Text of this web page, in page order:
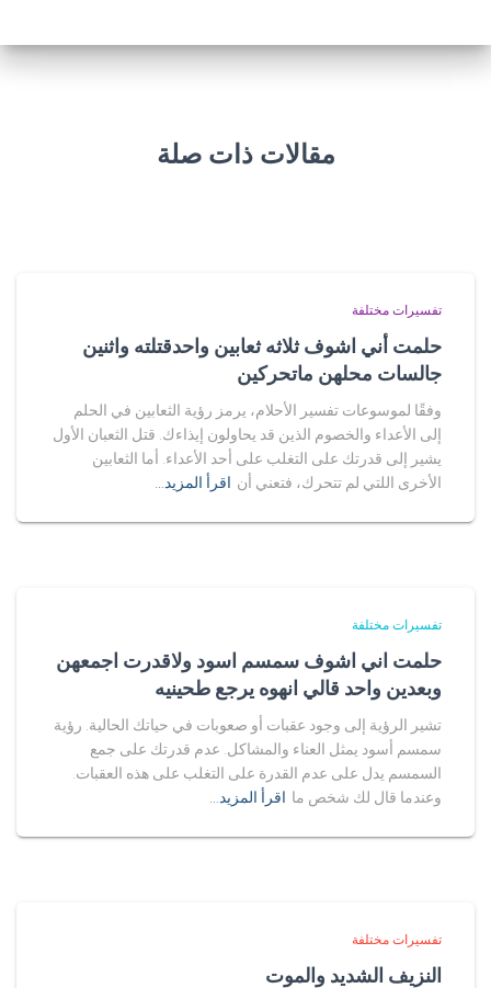
مقالات ذات صلة
تفسيرات مختلفة
حلمت أني اشوف ثلاثه ثعابين واحدقتلته واثنين
جالسات محلهن ماتحركين
وفقًا لموسوعات تفسير الأحلام، يرمز رؤية الثعابين في الحلم
إلى الأعداء والخصوم الذين قد يحاولون إيذاءك. قتل الثعبان الأول
يشير إلى قدرتك على التغلب على أحد الأعداء. أما الثعابين
الأخرى اللتي لم تتحرك، فتعني أن اقرأ المزيد…
تفسيرات مختلفة
حلمت اني اشوف سمسم اسود ولاقدرت اجمعهن
وبعدين واحد قالي انهوه يرجع طحينيه
تشير الرؤية إلى وجود عقبات أو صعوبات في حياتك الحالية. رؤية
سمسم أسود يمثل العناء والمشاكل. عدم قدرتك على جمع
السمسم يدل على عدم القدرة على التغلب على هذه العقبات.
وعندما قال لك شخص ما اقرأ المزيد…
تفسيرات مختلفة
النزيف الشديد والموت